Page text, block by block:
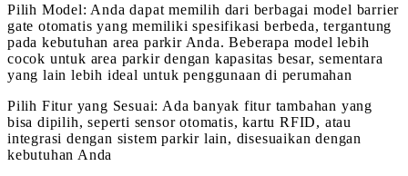
Pilih Model: Anda dapat memilih dari berbagai model barrier
gate otomatis yang memiliki spesifikasi berbeda, tergantung
pada kebutuhan area parkir Anda. Beberapa model lebih
cocok untuk area parkir dengan kapasitas besar, sementara
yang lain lebih ideal untuk penggunaan di perumahan
Pilih Fitur yang Sesuai: Ada banyak fitur tambahan yang
bisa dipilih, seperti sensor otomatis, kartu RFID, atau
integrasi dengan sistem parkir lain, disesuaikan dengan
kebutuhan Anda